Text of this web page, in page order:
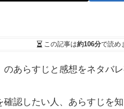
この記事は約106分で読め
のあらすじと感想をネタバ
認したい人、あらすじを